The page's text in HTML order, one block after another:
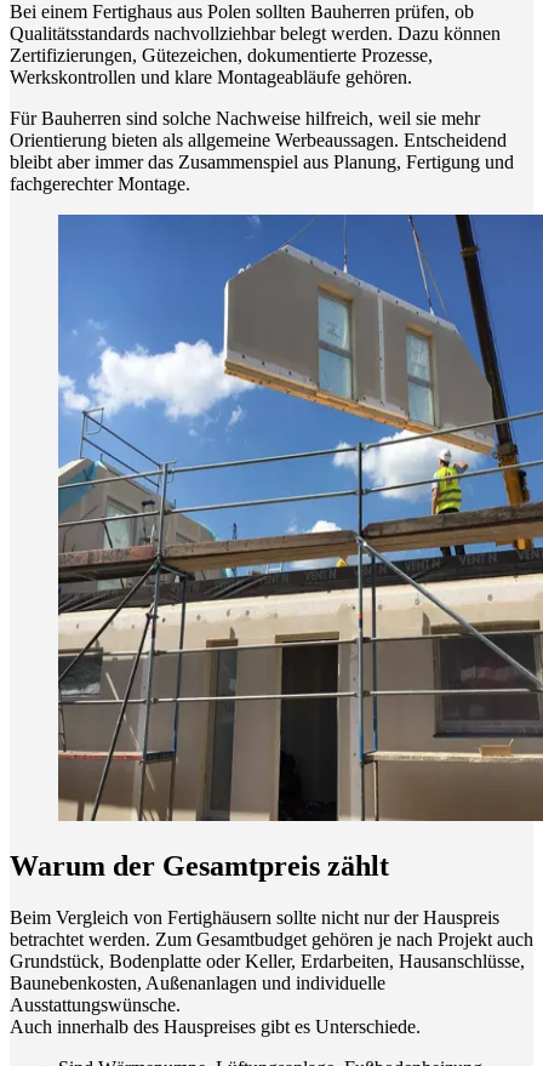
Bei einem Fertighaus aus Polen sollten Bauherren prüfen, ob
Qualitätsstandards nachvollziehbar belegt werden. Dazu können
Zertifizierungen, Gütezeichen, dokumentierte Prozesse,
Werkskontrollen und klare Montageabläufe gehören.
Für Bauherren sind solche Nachweise hilfreich, weil sie mehr
Orientierung bieten als allgemeine Werbeaussagen. Entscheidend
bleibt aber immer das Zusammenspiel aus Planung, Fertigung und
fachgerechter Montage.
Warum der Gesamtpreis zählt
Beim Vergleich von Fertighäusern sollte nicht nur der Hauspreis
betrachtet werden. Zum Gesamtbudget gehören je nach Projekt auch
Grundstück, Bodenplatte oder Keller, Erdarbeiten, Hausanschlüsse,
Baunebenkosten, Außenanlagen und individuelle
Ausstattungswünsche.
Auch innerhalb des Hauspreises gibt es Unterschiede.